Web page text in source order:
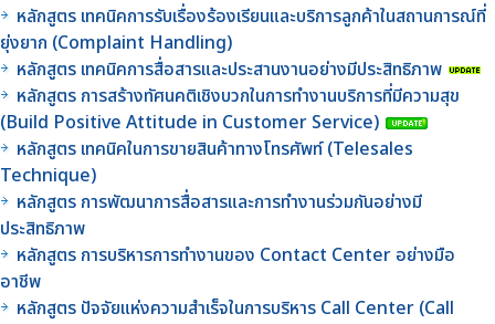
หลักสูตร เทคนิคการรับเรื่องร้องเรียนและบริการลูกค้าในสถานการณ์ที่
ยุ่งยาก (Complaint Handling)
หลักสูตร เทคนิคการสื่อสารและประสานงานอย่างมีประสิทธิภาพ
หลักสูตร การสร้างทัศนคติเชิงบวกในการทำงานบริการที่มีความสุข
(Build Positive Attitude in Customer Service)
หลักสูตร เทคนิคในการขายสินค้าทางโทรศัพท์ (Telesales
Technique)
หลักสูตร การพัฒนาการสื่อสารและการทำงานร่วมกันอย่างมี
ประสิทธิภาพ
หลักสูตร การบริหารการทำงานของ Contact Center อย่างมือ
อาชีพ
หลักสูตร ปัจจัยแห่งความสำเร็จในการบริหาร Call Center (Call